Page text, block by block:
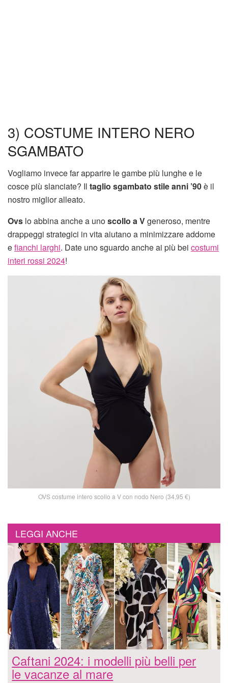
3) COSTUME INTERO NERO
SGAMBATO
Vogliamo invece far apparire le gambe più lunghe e le
cosce più slanciate? Il taglio sgambato stile anni ’90è il
nostro miglior alleato.
Ovs lo abbina anche a unoscollo a Vgeneroso, mentre
drappeggi strategici in vita aiutano a minimizzare addome
efianchi larghi. Date uno sguardo anche ai più bei costumi
interi rossi 2024!
OVS costume intero scollo a V con nodo Nero (34,95 €)
LEGGI ANCHE
Caftani 2024: i modelli più belli per
le vacanze al mare